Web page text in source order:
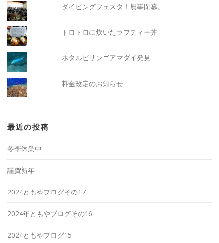
ダイビングフェスタ！無事閉幕。
トロトロに炊いたラフティー丼
ホタルビサンゴアマダイ発見
料金改定のお知らせ
最近の投稿
冬季休業中
謹賀新年
2024ともやブログその17
2024年ともやブログその16
2024ともやブログ15